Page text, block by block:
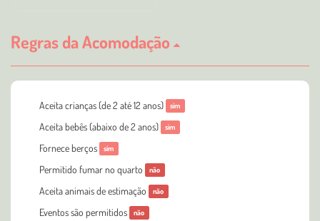
Regras da Acomodação
Aceita crianças (de 2 até 12 anos) sim
Aceita bebês (abaixo de 2 anos) sim
Fornece berços sim
Permitido fumar no quarto não
Aceita animais de estimação não
Eventos são permitidos não